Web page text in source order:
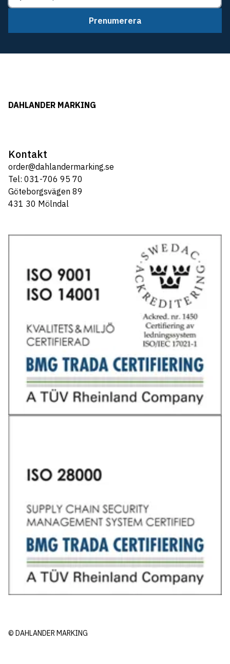
Prenumerera
DAHLANDER MARKING
Kontakt
order@dahlandermarking.se
Tel: 031-706 95 70
Göteborgsvägen 89
431 30 Mölndal
© DAHLANDER MARKING